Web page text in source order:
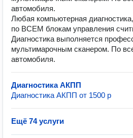
автомобиля.
Любая компьютерная
по ВСЕМ блокам управления
Диагностика выполняется
мультимарочным сканером. По
автомобиля.
Диагностика АКПП
Диагностика АКПП от 1500 р
Ещё 74 услуги